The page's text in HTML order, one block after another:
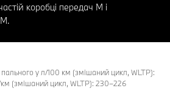
коробці передач M і
у л/100 км (змішаний цикл, WLTP):
км (змішаний цикл, WLTP): 230–226